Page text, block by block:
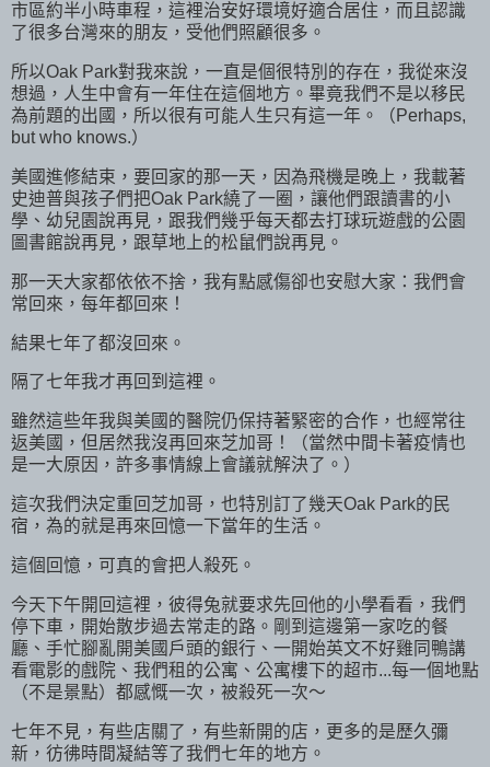
市區約半小時車程，這裡治安好環境好適合居住，而且認識
了很多台灣來的朋友，受他們照顧很多。
所以Oak Park對我來說，一直是個很特別的存在，我從來沒
想過，人生中會有一年住在這個地方。畢竟我們不是以移民
為前題的出國，所以很有可能人生只有這一年。（Perhaps,
but who knows.）
美國進修結束，要回家的那一天，因為飛機是晚上，我載著
史迪普與孩子們把Oak Park繞了一圈，讓他們跟讀書的小
學、幼兒園說再見，跟我們幾乎每天都去打球玩遊戲的公園
圖書館說再見，跟草地上的松鼠們說再見。
那一天大家都依依不捨，我有點感傷卻也安慰大家：我們會
常回來，每年都回來！
結果七年了都沒回來。
隔了七年我才再回到這裡。
雖然這些年我與美國的醫院仍保持著緊密的合作，也經常往
返美國，但居然我沒再回來芝加哥！（當然中間卡著疫情也
是一大原因，許多事情線上會議就解決了。）
這次我們決定重回芝加哥，也特別訂了幾天Oak Park的民
宿，為的就是再來回憶一下當年的生活。
這個回憶，可真的會把人殺死。
今天下午開回這裡，彼得兔就要求先回他的小學看看，我們
停下車，開始散步過去常走的路。剛到這邊第一家吃的餐
廳、手忙腳亂開美國戶頭的銀行、一開始英文不好雞同鴨講
看電影的戲院、我們租的公寓、公寓樓下的超市...每一個地點
（不是景點）都感慨一次，被殺死一次～
七年不見，有些店關了，有些新開的店，更多的是歷久彌
新，彷彿時間凝結等了我們七年的地方。